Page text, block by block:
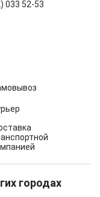
033 52-53
городах